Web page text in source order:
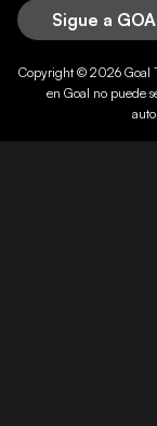
Sigue a
Copyright © 2026 Goal
en Goal no puede